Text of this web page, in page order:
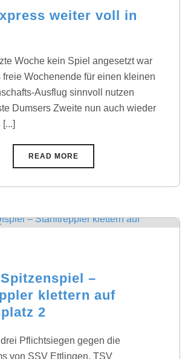
weiter voll in
Woche kein Spiel angesetzt war
freie Wochenende für einen kleinen
Ausflug sinnvoll nutzen
Dumsers Zweite nun auch wieder
READ MORE
–
klettern auf
2
Pflichtsiegen gegen die
von SSV Ettlingen, TSV